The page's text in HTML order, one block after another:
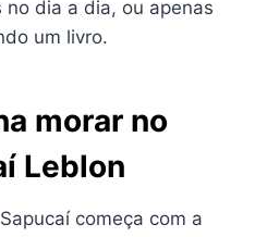
dia a dia, ou apenas
um livro.
morar no
Leblon
começa com a